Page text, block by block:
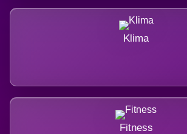
Klima
Fitness